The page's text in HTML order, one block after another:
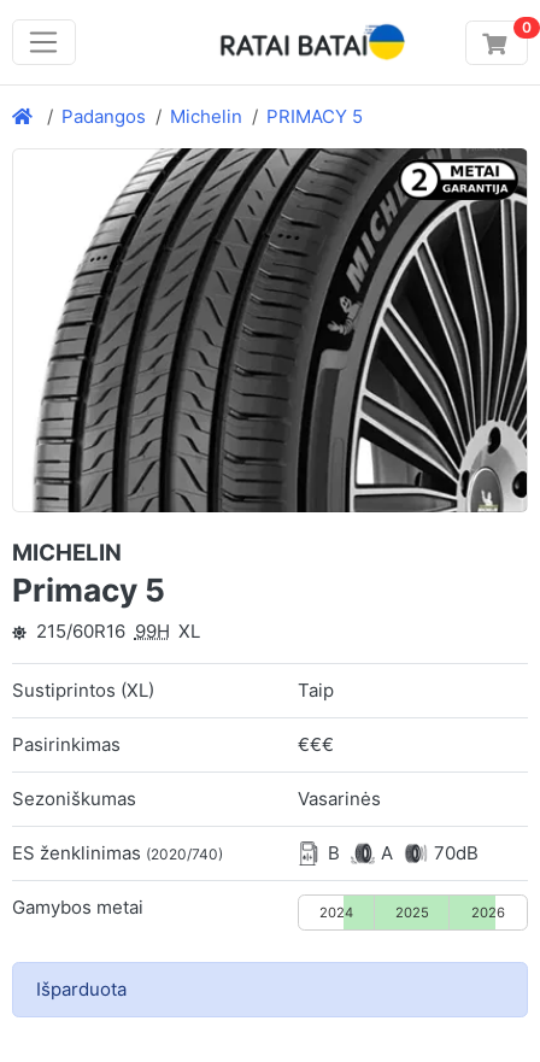
0
Padangos Michelin PRIMACY 5
MICHELIN
Primacy 5
215/60R16 99H XL
Sustiprintos (XL) Taip
Pasirinkimas €€€
Sezoniškumas Vasarinės
ES ženklinimas (2020/740) B A 70dB
Gamybos metai 2024 2025 2026
Išparduota